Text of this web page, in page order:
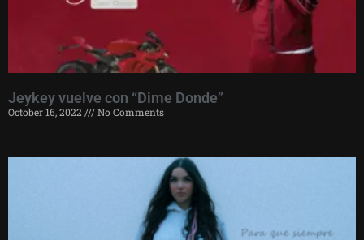
Jeykey vuelve con “Dime Donde”
October 16, 2022 No Comments